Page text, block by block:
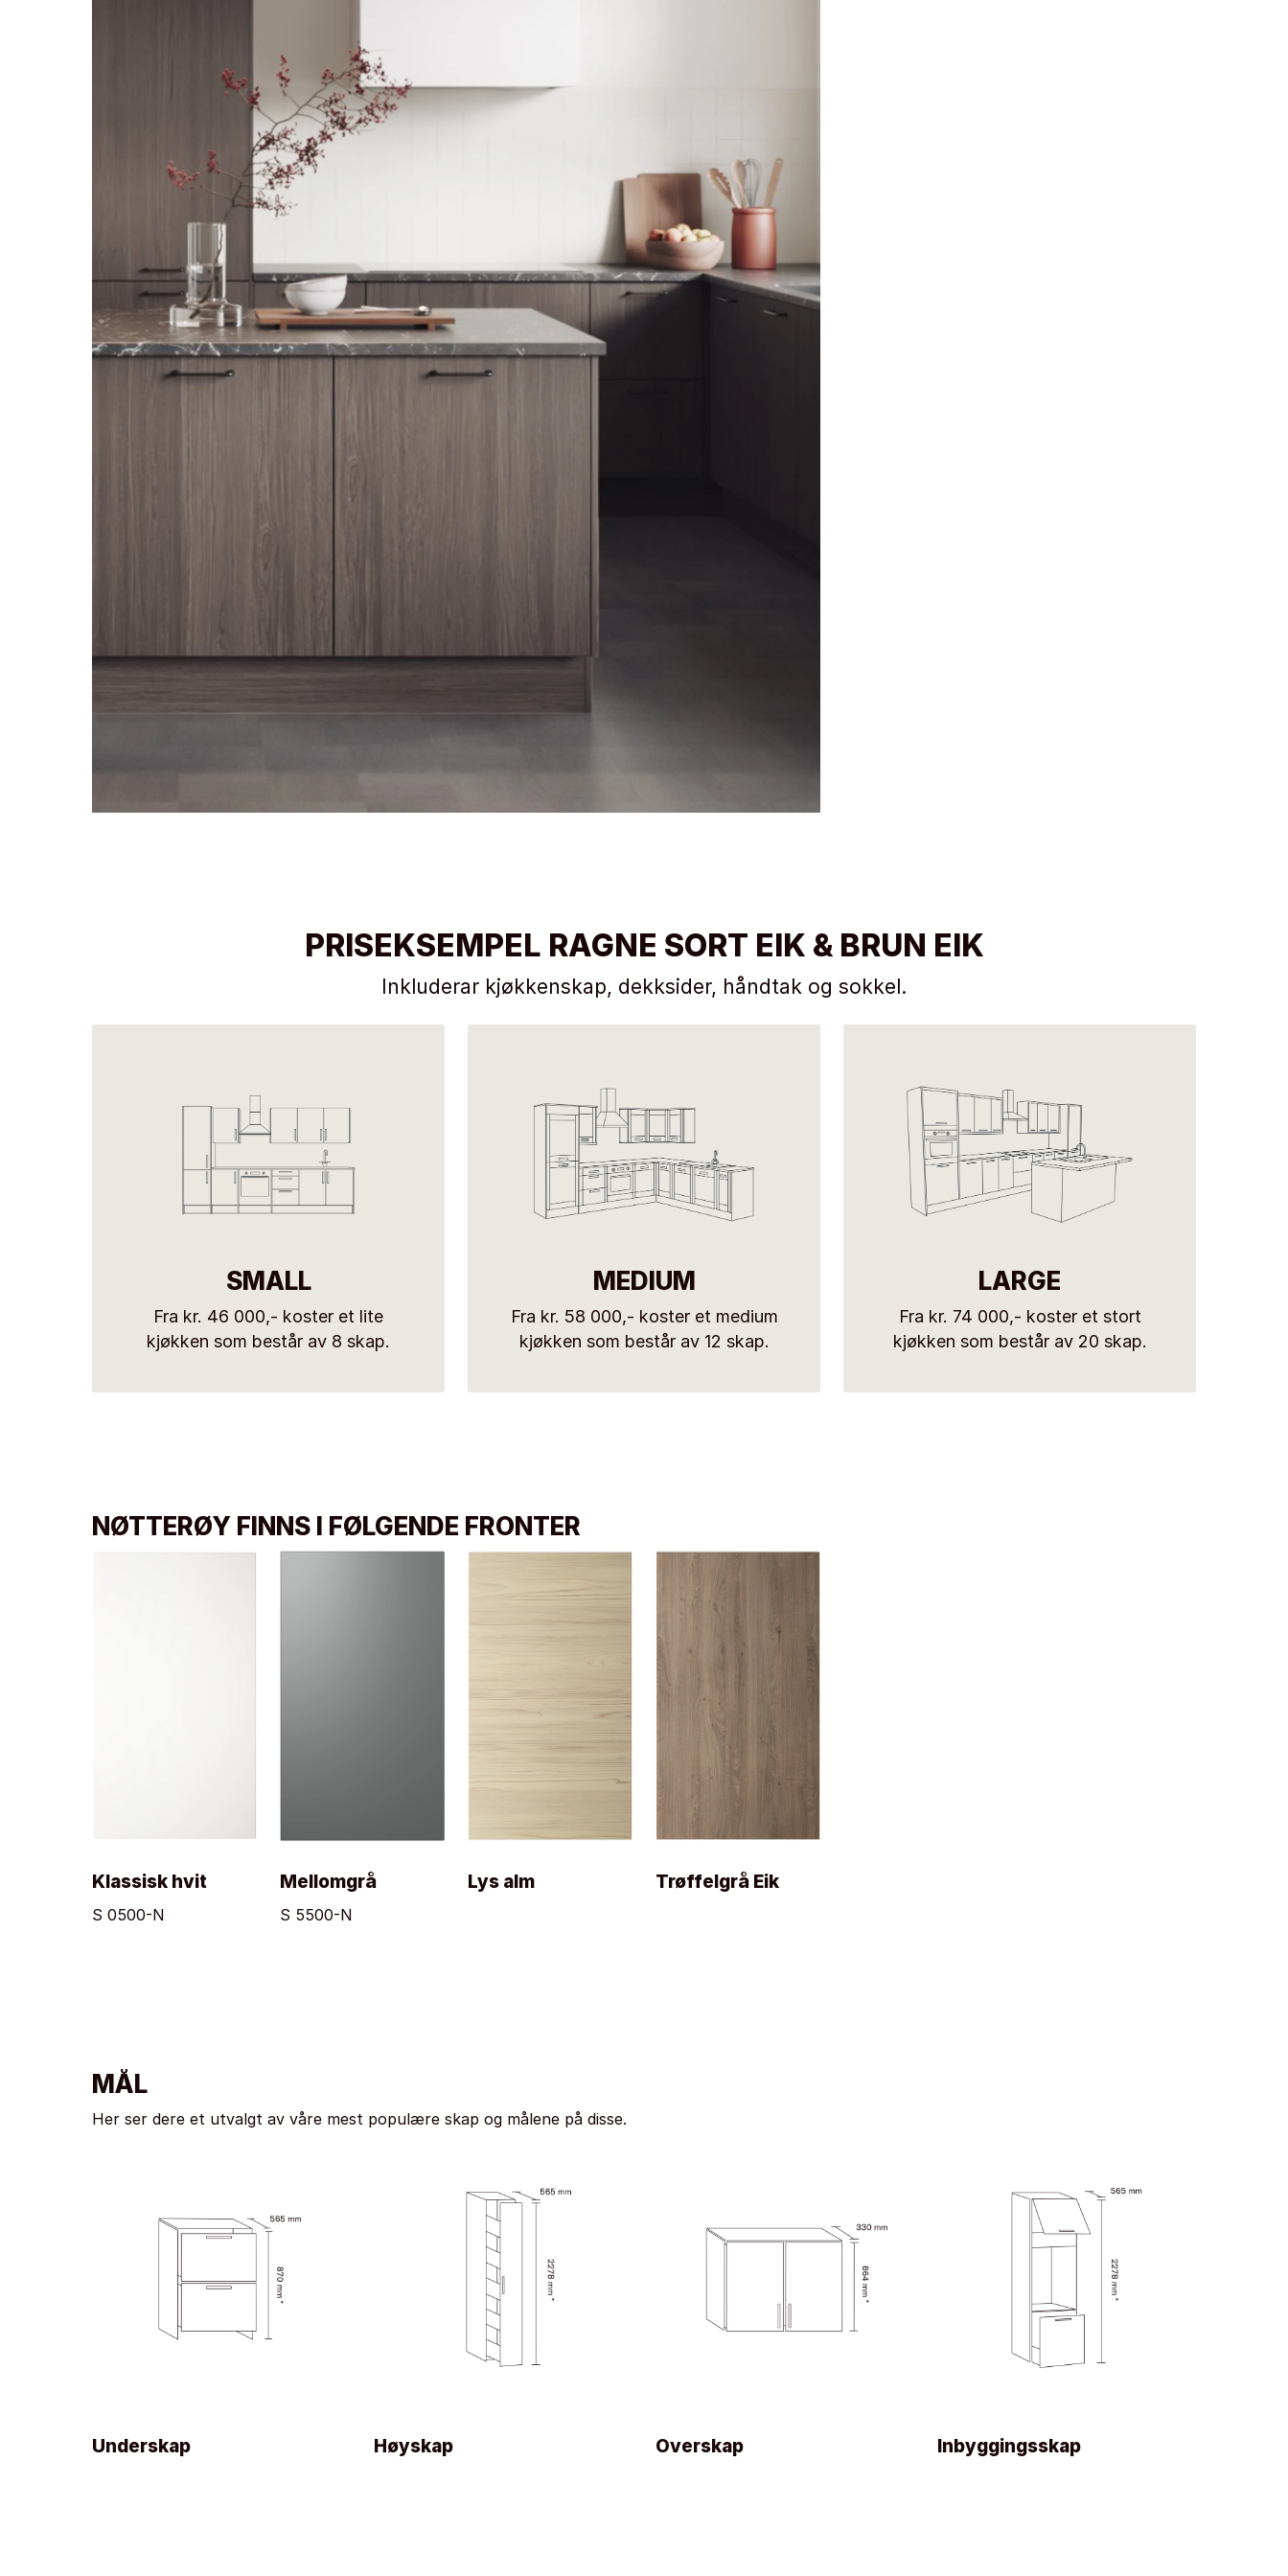
PRISEKSEMPEL RAGNE SORT EIK & BRUN EIK
Inkluderar kjøkkenskap, dekksider, håndtak og sokkel.
SMALL
Fra kr. 46 000,- koster et lite
kjøkken som består av 8 skap.
MEDIUM
Fra kr. 58 000,- koster et medium
kjøkken som består av 12 skap.
LARGE
Fra kr. 74 000,- koster et stort
kjøkken som består av 20 skap.
NØTTERØY FINNS I FØLGENDE FRONTER
Klassisk hvit
S 0500-N
Mellomgrå
S 5500-N
Lys alm Trøffelgrå Eik
MÅL
Her ser dere et utvalgt av våre mest populære skap og målene på disse.
Underskap Høyskap Overskap Inbyggingsskap